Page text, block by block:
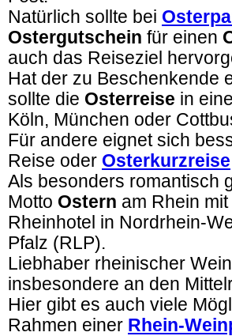
Natürlich sollte bei
Ostergutschein für einen
auch das Reiseziel
Hat der zu Beschenkende
sollte die Osterreise in
Köln, München oder
Für andere eignet sich
Reise oder Osterkurzreise
Als besonders romantisch
Motto Ostern am Rhein
Rheinhotel in Nordrhein-
Pfalz (RLP).
Liebhaber rheinischer
insbesondere an den
Hier gibt es auch viele
Rahmen einer Rhein-